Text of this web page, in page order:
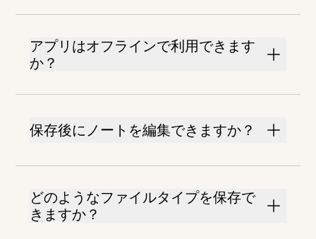
アプリはオフラインで利用できます
か？
保存後にノートを編集できますか？
どのようなファイルタイプを保存で
きますか？